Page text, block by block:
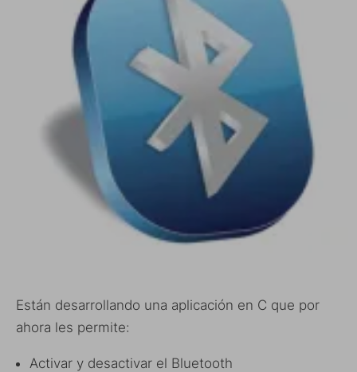
Están desarrollando una aplicación en C que por
ahora les permite:
Activar y desactivar el Bluetooth